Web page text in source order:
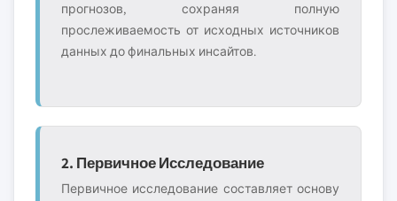
прогнозов, сохраняя полную
прослеживаемость от исходных источников
данных до финальных инсайтов.
2. Первичное Исследование
Первичное исследование составляет основу